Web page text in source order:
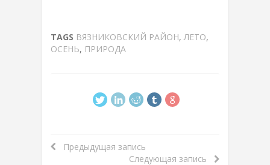
TAGS ВЯЗНИКОВСКИЙ РАЙОН,ЛЕТО,
ОСЕНЬ, ПРИРОДА
Предыдущая запись
Следующая запись